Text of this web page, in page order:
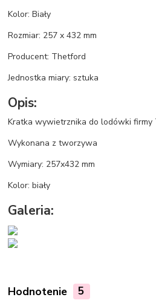
Kolor: Biały
Rozmiar: 257 x 432 mm
Producent: Thetford
Jednostka miary: sztuka
Opis:
Kratka wywietrznika do lodówki firmy
Wykonana z tworzywa
Wymiary: 257x432 mm
Kolor: biały
Galeria:
Hodnotenie 5